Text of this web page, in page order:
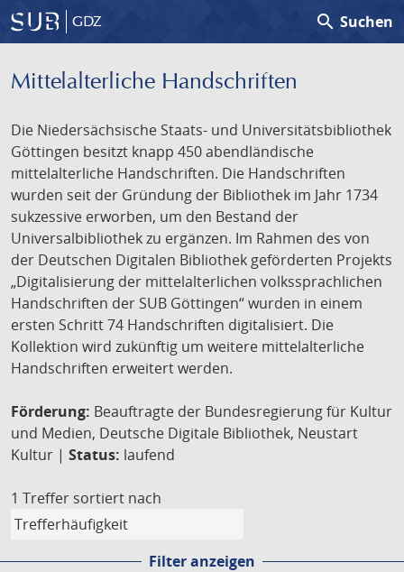
GDZ search Suchen
Mittelalterliche Handschriften
Die Niedersächsische Staats- und Universitätsbibliothek
Göttingen besitzt knapp 450 abendländische
mittelalterliche Handschriften. Die Handschriften
wurden seit der Gründung der Bibliothek im Jahr 1734
sukzessive erworben, um den Bestand der
Universalbibliothek zu ergänzen. Im Rahmen des von
der Deutschen Digitalen Bibliothek geförderten Projekts
„Digitalisierung der mittelalterlichen volkssprachlichen
Handschriften der SUB Göttingen“ wurden in einem
ersten Schritt 74 Handschriften digitalisiert. Die
Kollektion wird zukünftig um weitere mittelalterliche
Handschriften erweitert werden.
Förderung: Beauftragte der Bundesregierung für Kultur
und Medien, Deutsche Digitale Bibliothek, Neustart
Kultur | Status: laufend
1 Treffer sortiert nach
Filter anzeigen